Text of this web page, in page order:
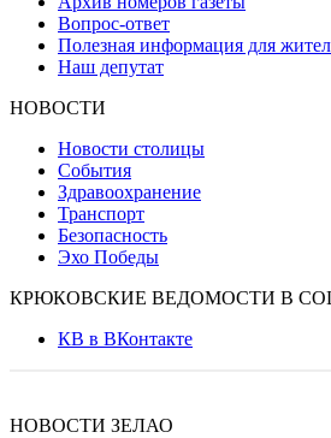
Вопрос-ответ
Полезная информация для
Наш депутат
НОВОСТИ
Новости столицы
События
Здравоохранение
Транспорт
Безопасность
Эхо Победы
КРЮКОВСКИЕ ВЕДОМОСТИ В
КВ в ВКонтакте
НОВОСТИ ЗЕЛАО